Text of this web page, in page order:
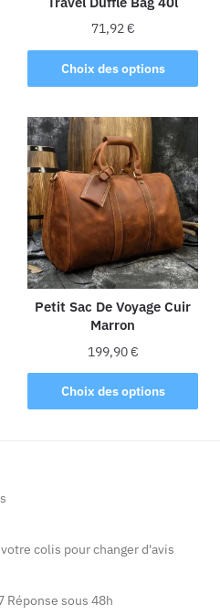
71,92€
Choix des options
Ce
produit
plusieurs
variations.
Les
options
peuvent
être
choisies
sur
la
page
du
produit
Petit Sac De Voyage Cuir
Marron
199,90€
Choix des options
Ce
produit
être
sur
colis pour changer d'avis
Réponse sous 48h